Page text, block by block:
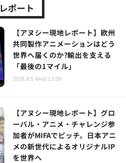
レポート
【アヌシー現地レポート】欧州
共同製作アニメーションはどう
世界へ届くのか?輸出を支える
「最後の1マイル」
2026.8.5 Wed 12:00
【アヌシー現地レポート】グロ
ーバル・アニメ・チャレンジ参
加者がMIFAでピッチ。日本アニ
メの新世代によるオリジナルIP
を世界へ